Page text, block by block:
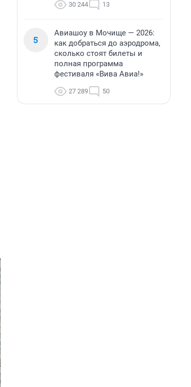
30 244 13
5
Авиашоу в Мочище — 2026:
как добраться до аэродрома,
сколько стоят билеты и
полная программа
фестиваля «Вива Авиа!»
27 289 50